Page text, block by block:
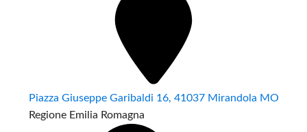
Piazza Giuseppe Garibaldi 16, 41037 Mirandola MO
Regione Emilia Romagna